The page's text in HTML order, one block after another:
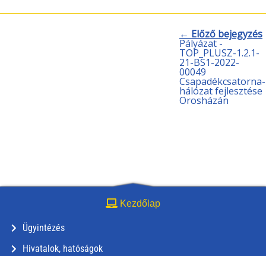
← Előző bejegyzés
Pályázat -
TOP_PLUSZ-1.2.1-
21-BS1-2022-
00049
Csapadékcsatorna-
hálózat fejlesztése
Orosházán
Kezdőlap
Ügyintézés
Hivatalok, hatóságok